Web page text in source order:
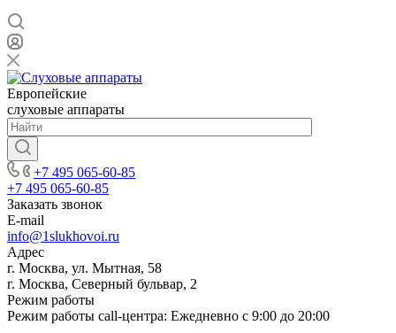
Европейские
слуховые аппараты
+7 495 065-60-85
+7 495 065-60-85
Заказать звонок
E-mail
info@1slukhovoi.ru
Адрес
г. Москва, ул. Мытная, 58
г. Москва, Северный бульвар, 2
Режим работы
Режим работы call-центра: Ежедневно с 9:00 до 20:00